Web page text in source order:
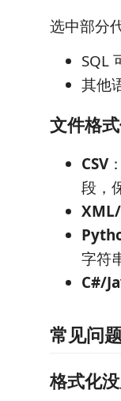
选中部分
SQL
其他
文件格
CSV
段，
字符
C#/
常见问
格式化